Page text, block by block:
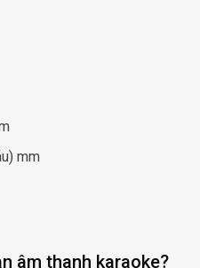
mm
âm thanh karaoke?